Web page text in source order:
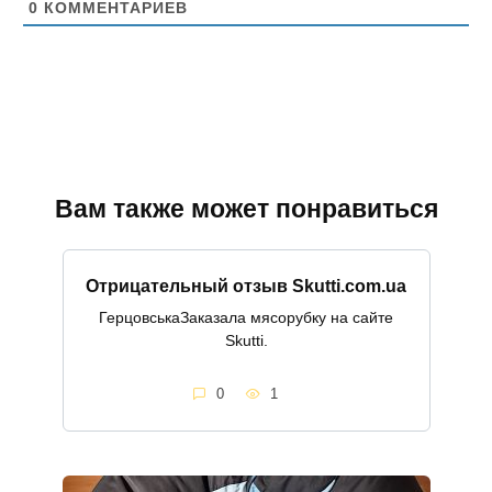
0 КОММЕНТАРИЕВ
Вам также может понравиться
Отрицательный отзыв Skutti.com.ua
ГерцовськаЗаказала мясорубку на сайте
Skutti.
0 1